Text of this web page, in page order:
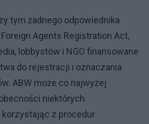
tym żadnego odpowiednika
Agents Registration Act,
lobbystów i NGO finansowane
do rejestracji i oznaczania
ABW może co najwyżej
niektórych
korzystając z procedur